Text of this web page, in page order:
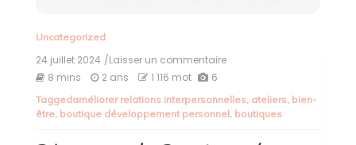
Uncategorized
24 juillet 2024 /Laisser un commentaireon
Boutique
du
8 mins 2 ans 1 116 mot 6
Taggedaméliorer relations interpersonnelles, ateliers, bien-
être, boutique développement personnel, boutiques